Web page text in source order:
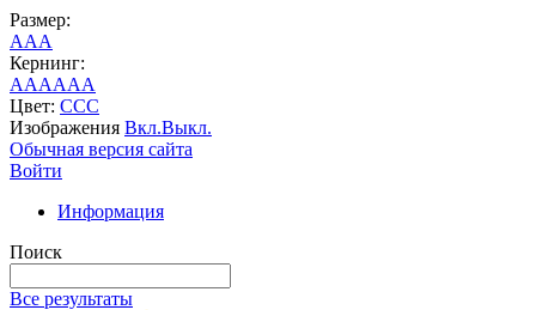
Размер:
AAA
Кернинг:
AAAAAA
Цвет: CCC
Изображения Вкл.Выкл.
Обычная версия сайта
Войти
Информация
Поиск
Все результаты